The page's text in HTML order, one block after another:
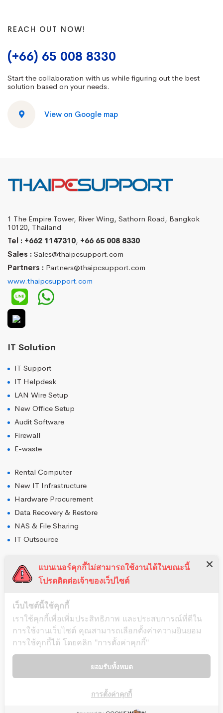
REACH OUT NOW!
(+66) 65 008 8330
Start the collaboration with us while figuring out the best
solution based on your needs.
View on Google map
1 The Empire Tower, River Wing, Sathorn Road, Bangkok
10120, Thailand
Tel : +662 1147310, +66 65 008 8330
Sales : Sales@thaipcsupport.com
Partners : Partners@thaipcsupport.com
www.thaipcsupport.com
IT Solution
IT Support
IT Helpdesk
LAN Wire Setup
New Office Setup
Audit Software
Firewall
E-waste
Rental Computer
New IT Infrastructure
Hardware Procurement
Data Recovery & Restore
NAS & File Sharing
IT Outsource
Cloud Solution
Amazon AWS
G Suite Google Mail
Microsoft Office365
Cloudflare
Web Speed Optimization
แบนเนอร์คุกกี้ไม่สามารถใช้งานได้ในขณะนี้
โปรดติดต่อเจ้าของเว็ปไซต์
เว็บไซต์นี้ใช้คุกกี้
เราใช้คุกกี้เพื่อเพิ่มประสิทธิภาพ และประสบการณ์ที่ดีใน
การใช้งานเว็บไซต์ คุณสามารถเลือกตั้งค่าความยินยอม
การใช้คุกกี้ได้ โดยคลิก "การตั้งค่าคุกกี้"
ยอมรับทั้งหมด
การตั้งค่าคุกกี้